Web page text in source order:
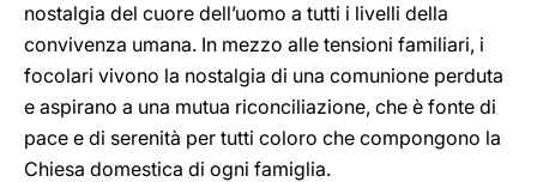
nostalgia del cuore dell’uomo a tutti i livelli della
convivenza umana. In mezzo alle tensioni familiari, i
focolari vivono la nostalgia di una comunione perduta
e aspirano a una mutua riconciliazione, che è fonte di
pace e di serenità per tutti coloro che compongono la
Chiesa domestica di ogni famiglia.